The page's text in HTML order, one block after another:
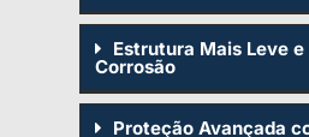
Estrutura Mais Leve
Corrosão
Proteção Avançada